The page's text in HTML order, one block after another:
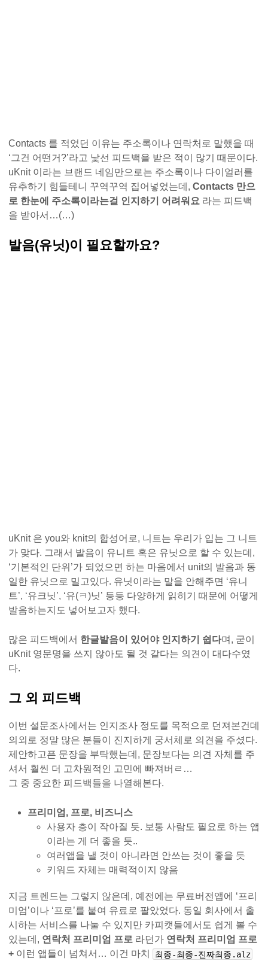
Contacts 를 적었던 이유는 주소록이나 연락처로 말했을 때
‘그건 어떤거?’라고 낯선 피드백을 받은 적이 많기 때문이다.
uKnit 이라는 브랜드 네임만으로는 주소록이나 다이얼러를
유추하기 힘들테니 꾸역꾸역 집어넣었는데, Contacts 만으
로 한눈에 주소록이라는걸 인지하기 어려워요 라는 피드백
을 받아서…(…)
발음(유닛)이 필요할까요?
uKnit 은 you와 knit의 합성어로, 니트는 우리가 입는 그 니트
가 맞다. 그래서 발음이 유니트 혹은 유닛으로 할 수 있는데,
‘기본적인 단위’가 되었으면 하는 마음에서 unit의 발음과 동
일한 유닛으로 밀고있다. 유닛이라는 말을 안해주면 ‘유니
트’, ‘유크닛’, ‘유(ㅋ)닛’ 등등 다양하게 읽히기 때문에 어떻게
발음하는지도 넣어보고자 했다.
많은 피드백에서 한글발음이 있어야 인지하기 쉽다며, 굳이
uKnit 영문명을 쓰지 않아도 될 것 같다는 의견이 대다수였
다.
그 외 피드백
이번 설문조사에서는 인지조사 정도를 목적으로 던져본건데
의외로 정말 많은 분들이 진지하게 궁서체로 의견을 주셨다.
제안하고픈 문장을 부탁했는데, 문장보다는 의견 자체를 주
셔서 훨씬 더 고차원적인 고민에 빠져버ㄹ…
그 중 중요한 피드백들을 나열해본다.
프리미엄, 프로, 비즈니스
사용자 층이 작아질 듯. 보통 사람도 필요로 하는 앱
이라는 게 더 좋을 듯..
여러앱을 낼 것이 아니라면 안쓰는 것이 좋을 듯
키워드 자체는 매력적이지 않음
지금 트렌드는 그렇지 않은데, 예전에는 무료버전앱에 ‘프리
미엄’이나 ‘프로’를 붙여 유료로 팔았었다. 동일 회사에서 출
시하는 서비스를 나눌 수 있지만 카피캣들에서도 쉽게 볼 수
있는데, 연락처 프리미엄 프로 라던가 연락처 프리미엄 프로
+ 이런 앱들이 넘쳐서… 이건 마치 최종-최종-진짜최종.alz